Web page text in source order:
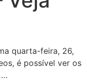
quarta-feira, 26,
é possível ver os
…